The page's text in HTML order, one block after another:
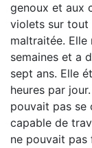
genoux et aux
violets sur
maltraitée. Elle
semaines et a
sept ans. Elle
heures par
pouvait pas se
capable de
ne pouvait